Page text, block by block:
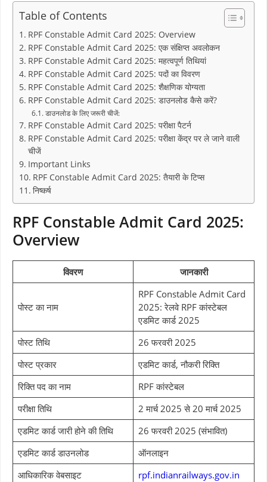
Table of Contents
RPF Constable Admit Card 2025: Overview
RPF Constable Admit Card 2025: एक संक्षिप्त अवलोकन
RPF Constable Admit Card 2025: महत्वपूर्ण तिथियां
RPF Constable Admit Card 2025: पदों का विवरण
RPF Constable Admit Card 2025: शैक्षणिक योग्यता
RPF Constable Admit Card 2025: डाउनलोड कैसे करें?
डाउनलोड के लिए जरूरी चीजें:
RPF Constable Admit Card 2025: परीक्षा पैटर्न
RPF Constable Admit Card 2025: परीक्षा केंद्र पर ले जाने वाली
चीजें
Important Links
RPF Constable Admit Card 2025: तैयारी के टिप्स
निष्कर्ष
RPF Constable Admit Card 2025:
Overview
विवरण जानकारी
पोस्ट का नाम
RPF Constable Admit Card
2025: रेलवे RPF कांस्टेबल
एडमिट कार्ड 2025
पोस्ट तिथि
26 फरवरी 2025
पोस्ट प्रकार
एडमिट कार्ड, नौकरी रिक्ति
रिक्ति पद का नाम
RPF कांस्टेबल
परीक्षा तिथि
2 मार्च 2025 से 20 मार्च 2025
एडमिट कार्ड जारी होने की तिथि
26 फरवरी 2025 (संभावित)
एडमिट कार्ड डाउनलोड
ऑनलाइन
आधिकारिक वेबसाइट
rpf.indianrailways.gov.in